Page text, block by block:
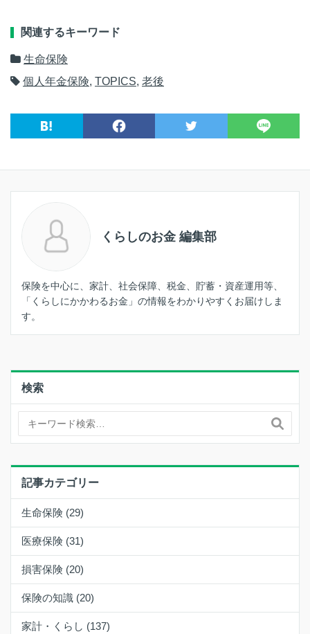
関連するキーワード
生命保険
個人年金保険, TOPICS, 老後
くらしのお金 編集部
保険を中心に、家計、社会保障、税金、貯蓄・資産運用等、
「くらしにかかわるお金」の情報をわかりやすくお届けしま
す。
検索
記事カテゴリー
生命保険 (29)
医療保険 (31)
損害保険 (20)
保険の知識 (20)
家計・くらし (137)